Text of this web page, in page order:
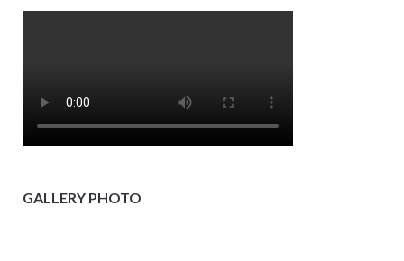
GALLERY PHOTO